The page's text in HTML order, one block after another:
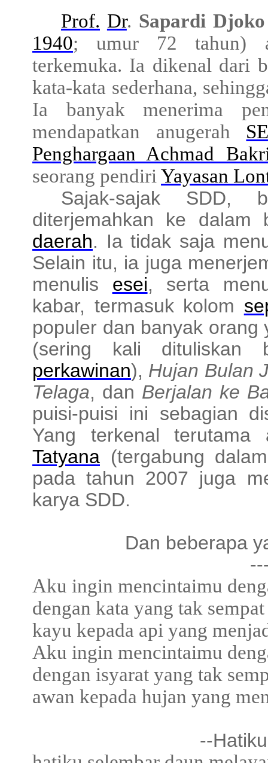
Prof. Dr. Sapardi
1940; umur 72 tahun)
terkemuka. Ia dikenal dari
kata-kata sederhana,
Ia banyak menerima
mendapatkan anugerah
Penghargaan Achmad
seorang pendiri Yayasan
Sajak-sajak SDD,
diterjemahkan ke
daerah. Ia tidak saja
Selain itu, ia juga
menulis esei, serta
kabar, termasuk kolom
populer dan banyak
(sering kali dituliskan
perkawinan), Hujan Bulan
Telaga, dan Berjalan ke
puisi-puisi ini sebagian
Yang terkenal
Tatyana (tergabung
pada tahun 2007 juga
karya SDD.
Dan beberapa
Aku ingin mencintaimu
dengan kata yang tak
kayu kepada api yang
Aku ingin mencintaimu
dengan isyarat yang tak
awan kepada hujan yang
--